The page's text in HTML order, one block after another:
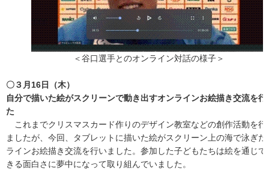
＜谷口選手とのオンライン対話の様子＞
〇３月16日（木）
自分で描いた絵がスクリーンで動き出すオンラインお絵描き交流を行
た
これまでクリスマスカード作りのデザイン教室などの創作活動を行
ましたが、今回、タブレットに描いた絵がスクリーン上の海で泳ぎだ
ラインお絵描き交流を行いました。参加した子どもたちは絵を通じて
きる面白さに夢中になって取り組んでいました。